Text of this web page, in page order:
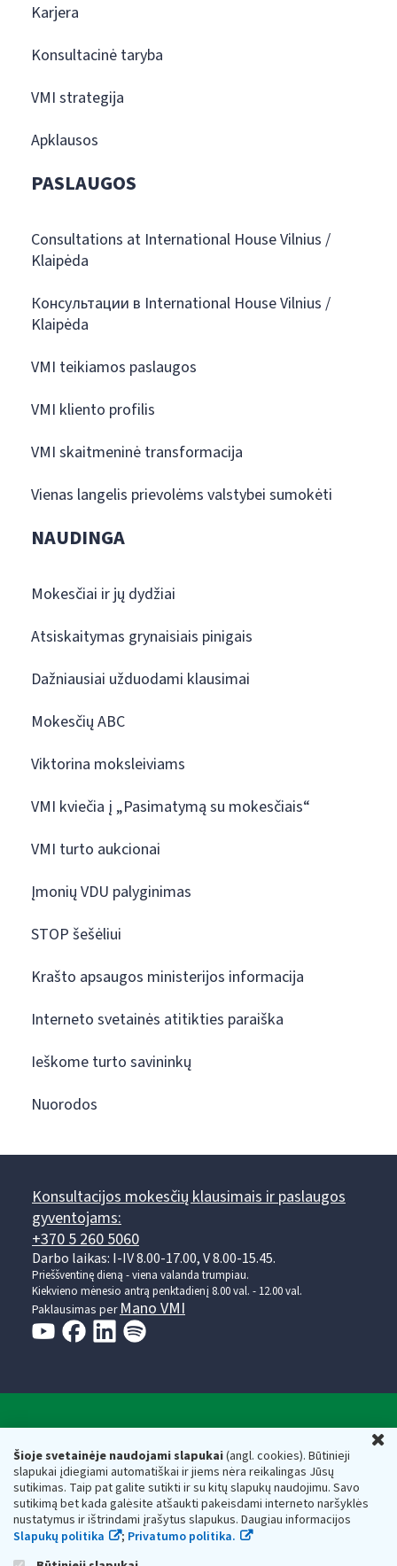
Šioje svetainėje naudojami slapukai(angl. cookies). Būtinieji
slapukai įdiegiami automatiškai ir jiems nėra reikalingas Jūsų
sutikimas. Taip pat galite sutikti ir su kitų slapukų naudojimu. Savo
sutikimą bet kada galėsite atšaukti pakeisdami interneto naršyklės
nustatymus ir ištrindami įrašytus slapukus. Daugiau informacijos
Slapukų politika
; Privatumo politika.
Karjera
Konsultacinė taryba
VMI strategija
Apklausos
PASLAUGOS
Consultations at International House Vilnius /
Klaipėda
Консультации в International House Vilnius /
Klaipėda
VMI teikiamos paslaugos
VMI kliento profilis
VMI skaitmeninė transformacija
Vienas langelis prievolėms valstybei sumokėti
NAUDINGA
Mokesčiai ir jų dydžiai
Atsiskaitymas grynaisiais pinigais
Dažniausiai užduodami klausimai
Mokesčių ABC
Viktorina moksleiviams
VMI kviečia į „Pasimatymą su mokesčiais“
VMI turto aukcionai
Įmonių VDU palyginimas
STOP šešėliui
Krašto apsaugos ministerijos informacija
Interneto svetainės atitikties paraiška
Ieškome turto savininkų
Nuorodos
Konsultacijos mokesčių klausimais ir paslaugos
gyventojams:
+370 5 260 5060
Darbo laikas: I-IV 8.00-17.00, V 8.00-15.45.
Prieššventinę dieną - viena valanda trumpiau.
Kiekvieno mėnesio antrą penktadienį 8.00 val. - 12.00 val.
Paklausimas per Mano VMI
Respublikos finansų ministerijos
Biudžetinė įstaiga. Juridinio asmens kodas — 188659752,
adresas: Vasario 16-osios g. 14, 01107 Vilnius, Lietuva, el.paštas:
vmi@vmi.lt, E. pristatymo dėžutės adresas 188659752
Duomenys apie Valstybinę mokesčių inspekciją prie Lietuvos
Respublikos finansų ministerijos kaupiami ir saugomi Juridinių